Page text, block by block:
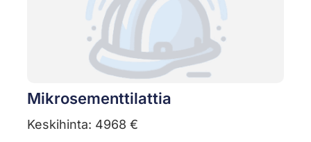
Mikrosementtilattia
Keskihinta: 4968 €